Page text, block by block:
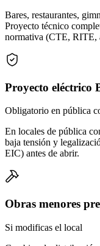
Bares, restaurantes,
Proyecto técnico
normativa (CTE, RITE,
Proyecto eléctrico
Obligatorio en pública
En locales de pública
baja tensión y
EIC) antes de abrir.
Obras menores
Si modificas el local